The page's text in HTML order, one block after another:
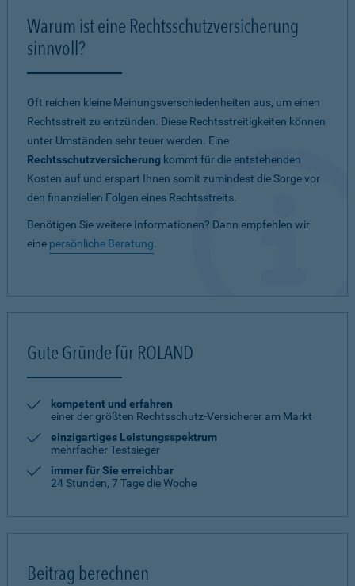
Warum ist eine Rechtsschutzversicherung
sinnvoll?
Oft reichen kleine Meinungsverschiedenheiten aus, um einen
Rechtsstreit zu entzünden. Diese Rechtsstreitigkeiten können
unter Umständen sehr teuer werden. Eine
Rechtsschutzversicherung kommt für die entstehenden
Kosten auf und erspart Ihnen somit zumindest die Sorge vor
den finanziellen Folgen eines Rechtsstreits.
Benötigen Sie weitere Informationen? Dann empfehlen wir
eine persönliche Beratung.
Gute Gründe für ROLAND
kompetent und erfahren
einer der größten Rechtsschutz-Versicherer am Markt
einzigartiges Leistungsspektrum
mehrfacher Testsieger
immer für Sie erreichbar
24 Stunden, 7 Tage die Woche
Beitrag berechnen